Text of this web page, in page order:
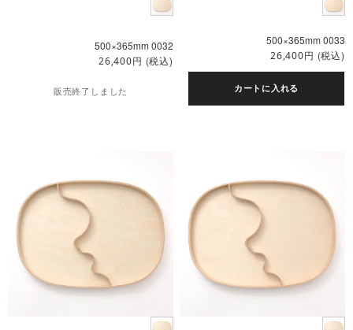
500×365mm 0032
26,400円 (税込)
販売終了しました
500×365mm 0033
26,400円 (税込)
カートに入れる